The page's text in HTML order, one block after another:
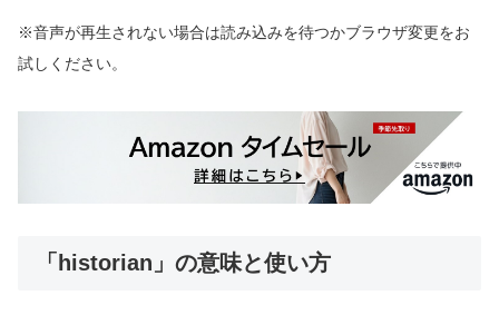
※音声が再生されない場合は読み込みを待つかブラウザ変更をお
試しください。
「historian」の意味と使い方